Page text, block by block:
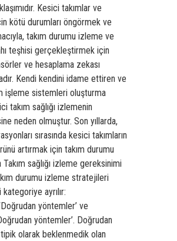
Kesici takımlar ve
kötü durumları öngörmek ve
takım durumu izleme ve
teşhisi gerçekleştirmek için
ve hesaplama zekası
Kendi kendini idame ettiren ve
işleme sistemleri oluşturma
takım sağlığı izlemenin
neden olmuştur. Son yıllarda,
sırasında kesici takımların
artırmak için takım durumu
sağlığı izleme gereksinimi
durumu izleme stratejileri
ayrılır:
Doğrudan yöntemler’ ve
yöntemler’. Doğrudan
tipik olarak beklenmedik olan